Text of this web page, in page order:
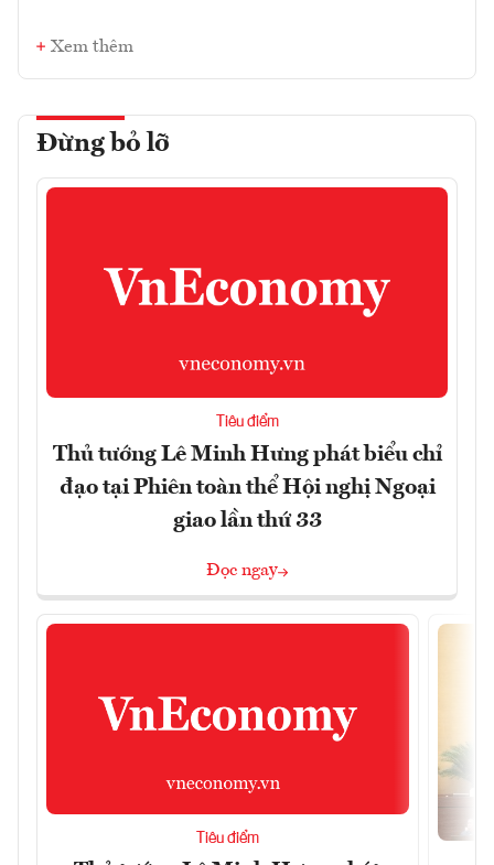
Xem thêm
Đừng bỏ lỡ
Tiêu điểm
Thủ tướng Lê Minh Hưng phát biểu chỉ
đạo tại Phiên toàn thể Hội nghị Ngoại
giao lần thứ 33
Đọc ngay
Tiêu điểm